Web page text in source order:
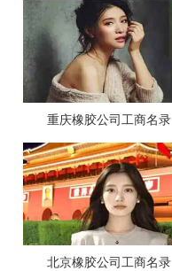
重庆橡胶公司工商名录
北京橡胶公司工商名录